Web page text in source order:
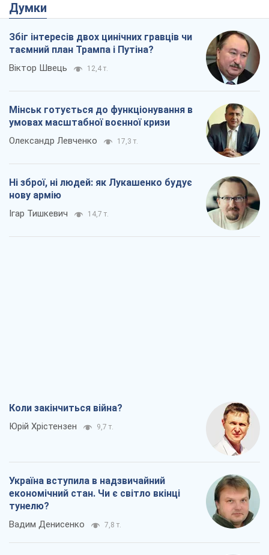
Думки
Збіг інтересів двох цинічних гравців чи
таємний план Трампа і Путіна?
Віктор Швець 12,4 т.
Мінськ готується до функціонування в
умовах масштабної воєнної кризи
Олександр Левченко 17,3 т.
Ні зброї, ні людей: як Лукашенко будує
нову армію
Ігар Тишкевич 14,7 т.
Коли закінчиться війна?
Юрій Хрістензен 9,7 т.
Україна вступила в надзвичайний
економічний стан. Чи є світло вкінці
тунелю?
Вадим Денисенко 7,8 т.